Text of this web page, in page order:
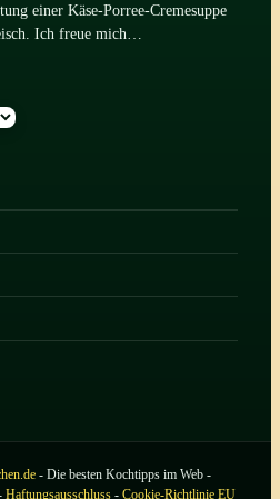
einer Käse-Porree-Cremesuppe
Ich freue mich…
- Die besten Kochtipps im Web -
Haftungsausschluss - Cookie-Richtlinie EU